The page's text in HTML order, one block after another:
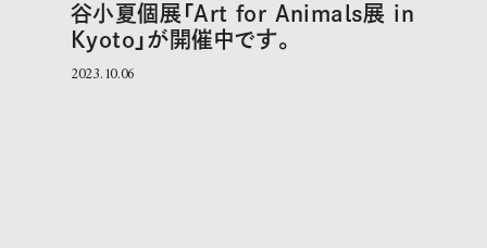
谷小夏個展「Art for Animals展 in
Kyoto」が開催中です。
2023.10.06